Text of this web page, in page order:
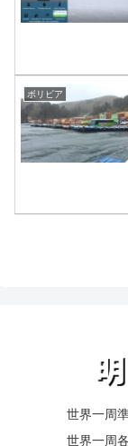
ボリビア
世界一周
世界一周